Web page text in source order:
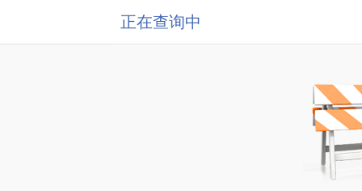
正在查询中